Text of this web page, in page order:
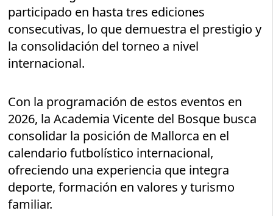
participado en hasta tres ediciones
consecutivas, lo que demuestra el prestigio y
la consolidación del torneo a nivel
internacional.
Con la programación de estos eventos en
2026, la Academia Vicente del Bosque busca
consolidar la posición de Mallorca en el
calendario futbolístico internacional,
ofreciendo una experiencia que integra
deporte, formación en valores y turismo
familiar.